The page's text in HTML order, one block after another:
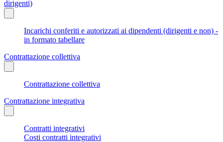
dirigenti)
Incarichi conferiti e autorizzati ai dipendenti (dirigenti e non) -
in formato tabellare
Contrattazione collettiva
Contrattazione collettiva
Contrattazione integrativa
Contratti integrativi
Costi contratti integrativi